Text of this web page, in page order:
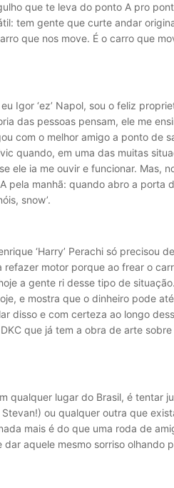
que te leva do ponto A pro
tem gente que curte andar
que nos move. É o carro que
Igor ‘ez’ Napol, sou o feliz
das pessoas pensam, ele me
com o melhor amigo a ponto de
quando, em uma das muitas
ele ia me ouvir e funcionar.
pela manhã: quando abro a
snow’.
‘Harry’ Perachi só precisou
motor porque ao frear o
a gente ri desse tipo de
e mostra que o dinheiro pode
disso e com certeza ao longo
que já tem a obra de arte
qualquer lugar do Brasil, é
ou qualquer outra que
mais é do que uma roda de
aquele mesmo sorriso olhando